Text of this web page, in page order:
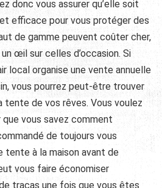
donc vous assurer qu’elle soit
efficace pour vous protéger des
de gamme peuvent coûter cher,
œil sur celles d’occasion. Si
local organise une vente annuelle
vous pourrez peut-être trouver
tente de vos rêves. Vous voulez
vous savez comment
de toujours vous
tente à la maison avant de
vous faire économiser
tracas une fois que vous êtes